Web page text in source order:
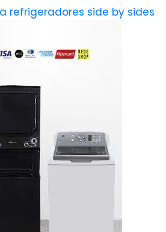
refrigeradores side by sides